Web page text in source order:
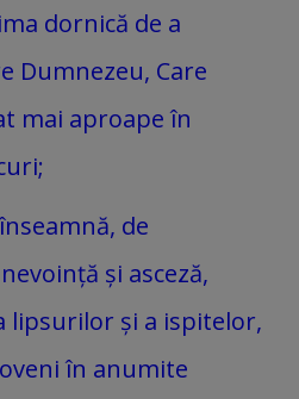
dornică de a
Dumnezeu, Care
mai aproape în
de
și asceză,
și a ispitelor,
în anumite